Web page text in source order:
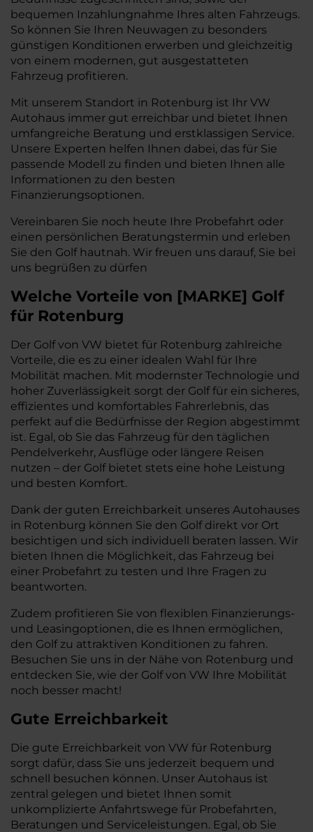
bequemen Inzahlungnahme Ihres alten Fahrzeugs.
So können Sie Ihren Neuwagen zu besonders
günstigen Konditionen erwerben und gleichzeitig
von einem modernen, gut ausgestatteten
Fahrzeug profitieren.
Mit unserem Standort in Rotenburg ist Ihr VW
Autohaus immer gut erreichbar und bietet Ihnen
umfangreiche Beratung und erstklassigen Service.
Unsere Experten helfen Ihnen dabei, das für Sie
passende Modell zu finden und bieten Ihnen alle
Informationen zu den besten
Finanzierungsoptionen.
Vereinbaren Sie noch heute Ihre Probefahrt oder
einen persönlichen Beratungstermin und erleben
Sie den Golf hautnah. Wir freuen uns darauf, Sie bei
uns begrüßen zu dürfen
Welche Vorteile von [MARKE] Golf
für Rotenburg
Der Golf von VW bietet für Rotenburg zahlreiche
Vorteile, die es zu einer idealen Wahl für Ihre
Mobilität machen. Mit modernster Technologie und
hoher Zuverlässigkeit sorgt der Golf für ein sicheres,
effizientes und komfortables Fahrerlebnis, das
perfekt auf die Bedürfnisse der Region abgestimmt
ist. Egal, ob Sie das Fahrzeug für den täglichen
Pendelverkehr, Ausflüge oder längere Reisen
nutzen – der Golf bietet stets eine hohe Leistung
und besten Komfort.
Dank der guten Erreichbarkeit unseres Autohauses
in Rotenburg können Sie den Golf direkt vor Ort
besichtigen und sich individuell beraten lassen. Wir
bieten Ihnen die Möglichkeit, das Fahrzeug bei
einer Probefahrt zu testen und Ihre Fragen zu
beantworten.
Zudem profitieren Sie von flexiblen Finanzierungs-
und Leasingoptionen, die es Ihnen ermöglichen,
den Golf zu attraktiven Konditionen zu fahren.
Besuchen Sie uns in der Nähe von Rotenburg und
entdecken Sie, wie der Golf von VW Ihre Mobilität
noch besser macht!
Gute Erreichbarkeit
Die gute Erreichbarkeit von VW für Rotenburg
sorgt dafür, dass Sie uns jederzeit bequem und
schnell besuchen können. Unser Autohaus ist
zentral gelegen und bietet Ihnen somit
unkomplizierte Anfahrtswege für Probefahrten,
Beratungen und Serviceleistungen. Egal, ob Sie